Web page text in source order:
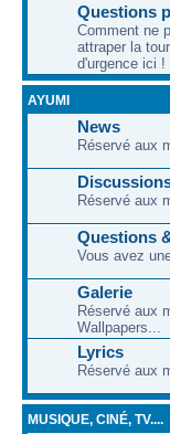
Questions
Comment ne
attraper la
d'urgence ici !
AYUMI
News
Réservé aux
Réservé aux
Questions
Vous avez
Galerie
Réservé aux
Wallpapers...
Lyrics
Réservé aux
MUSIQUE, CINÉ, TV....